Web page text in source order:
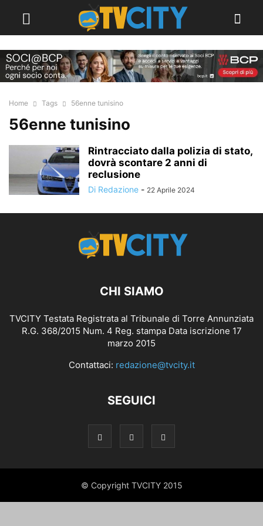
Home Tags 56enne tunisino
56enne tunisino
Rintracciato dalla polizia di stato,
dovrà scontare 2 anni di
reclusione
Di Redazione - 22 Aprile 2024
CHI SIAMO
TVCITY Testata Registrata al Tribunale di Torre Annunziata
R.G. 368/2015 Num. 4 Reg. stampa Data iscrizione 17
marzo 2015
Contattaci: redazione@tvcity.it
SEGUICI
© Copyright TVCITY 2015